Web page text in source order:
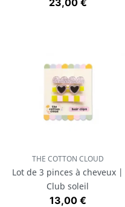
THE COTTON CLOUD
Lot de 3 pinces à cheveux |
Club soleil
Prix
13,00 €